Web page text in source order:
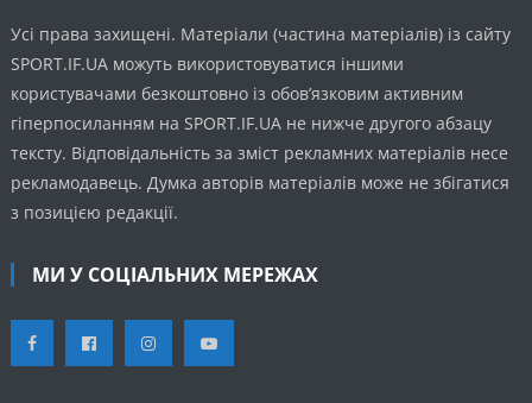
Усі права захищені. Матеріали (частина матеріалів) із сайту
SPORT.IF.UA можуть використовуватися іншими
користувачами безкоштовно із обов’язковим активним
гіперпосиланням на SPORT.IF.UA не нижче другого абзацу
тексту. Відповідальність за зміст рекламних матеріалів несе
рекламодавець. Думка авторів матеріалів може не збігатися
з позицією редакції.
МИ У СОЦІАЛЬНИХ МЕРЕЖАХ